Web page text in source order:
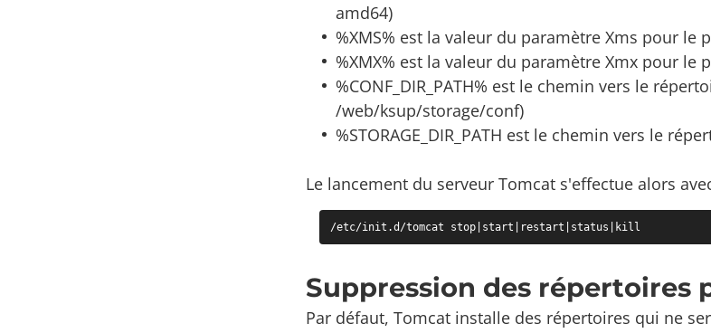
amd64)
%XMS% est la valeur du paramètre Xms pour le
%XMX% est la valeur du paramètre Xmx pour le
%CONF_DIR_PATH% est le chemin vers le
/web/ksup/storage/conf)
%STORAGE_DIR_PATH est le chemin vers le
Le lancement du serveur Tomcat s'effectue alors
/etc/init.d/tomcat stop|start|restart|status|kill
Suppression des répertoires
Par défaut, Tomcat installe des répertoires qui ne